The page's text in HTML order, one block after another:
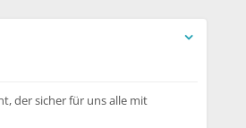
der sicher für uns alle mit